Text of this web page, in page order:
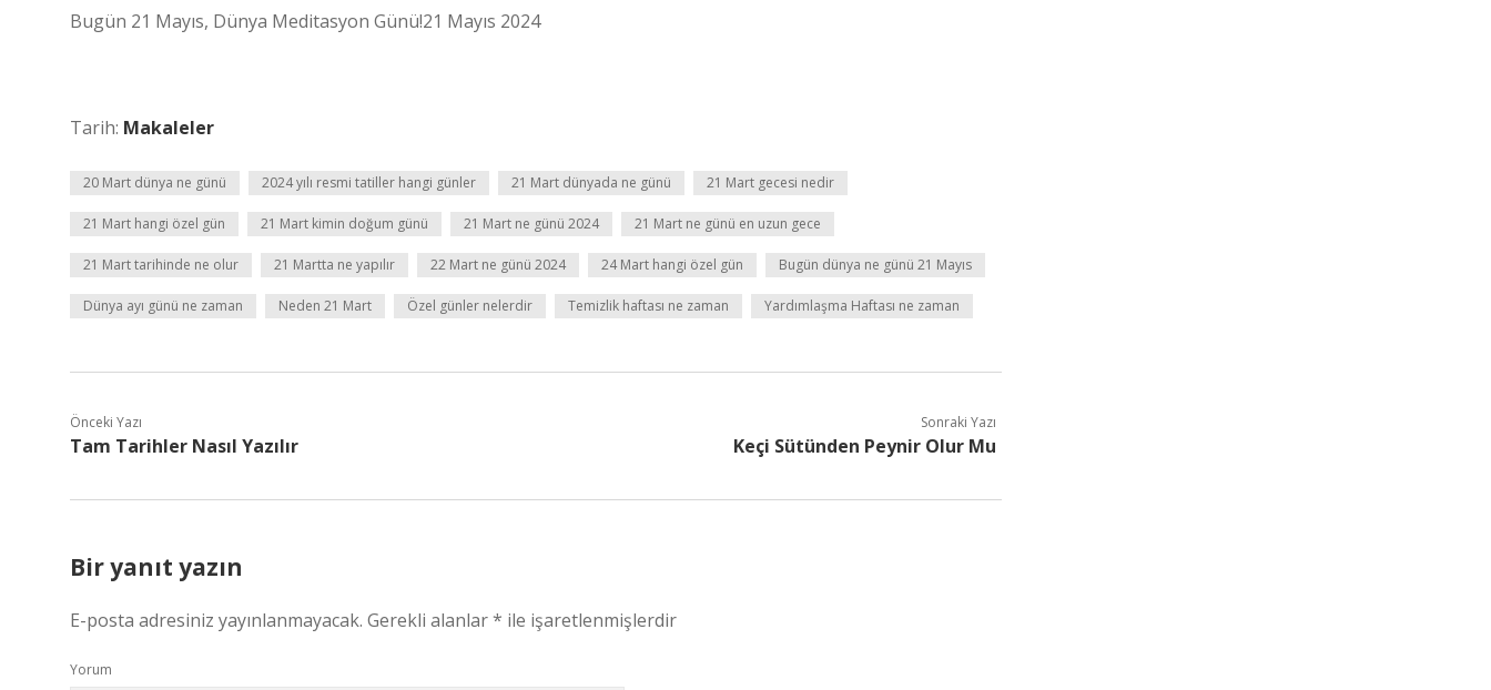
Bugün 21 Mayıs, Dünya Meditasyon Günü!21 Mayıs 2024
Tarih: Makaleler
20 Mart dünya ne günü 2024 yılı resmi tatiller hangi günler 21 Mart dünyada ne günü 21 Mart gecesi nedir
21 Mart hangi özel gün 21 Mart kimin doğum günü 21 Mart ne günü 2024 21 Mart ne günü en uzun gece
21 Mart tarihinde ne olur 21 Martta ne yapılır 22 Mart ne günü 2024 24 Mart hangi özel gün Bugün dünya ne günü 21 Mayıs
Dünya ayı günü ne zaman Neden 21 Mart Özel günler nelerdir Temizlik haftası ne zaman Yardımlaşma Haftası ne zaman
Önceki Yazı
Tam Tarihler Nasıl Yazılır
Sonraki Yazı
Keçi Sütünden Peynir Olur Mu
Bir yanıt yazın
E-posta adresiniz yayınlanmayacak. Gerekli alanlar* ile işaretlenmişlerdir
Yorum